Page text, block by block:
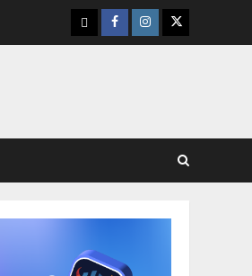
下
載
Facebook
Instagram
Twitter